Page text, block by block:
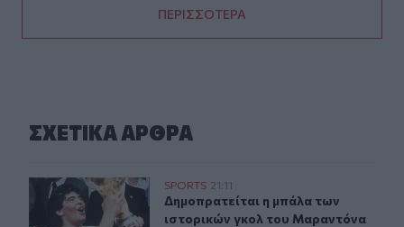
ΠΕΡΙΣΣΟΤΕΡΑ
ΣΧΕΤΙΚA AΡΘΡΑ
Δημοπρατείται η μπάλα των ιστορικών γκολ του
SPORTS 21:11
Δημοπρατείται η μπάλα των
Δημοπρατείται η μπάλα των
ιστορικών γκολ του Μαραντόνα